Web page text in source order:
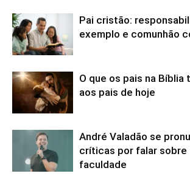
Pai cristão:
exemplo e comunhão
O que os pais na Bíblia
aos pais de hoje
André Valadão se
críticas por falar sobre
faculdade